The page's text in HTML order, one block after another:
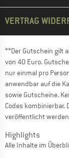
VERTRAG
**Der Gutschein gilt
von 40 Euro.
nur einmal pro
anwendbar auf die
sowie Gutscheine.
Codes
veröffentlicht
Highlights
Alle Inhalte im